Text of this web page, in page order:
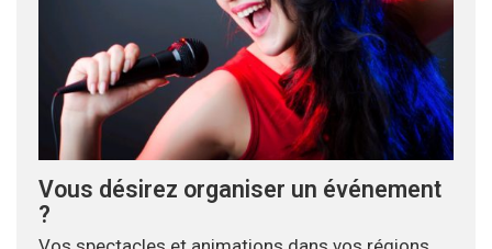
Vous désirez organiser un événement
?